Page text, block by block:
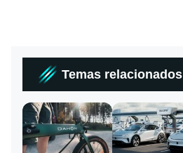
Temas relacionados